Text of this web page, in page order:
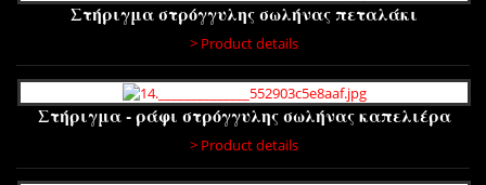
Στήριγμα στρόγγυλης σωλήνας πεταλάκι
> Product details
Στήριγμα - ράφι στρόγγυλης σωλήνας καπελιέρα
> Product details